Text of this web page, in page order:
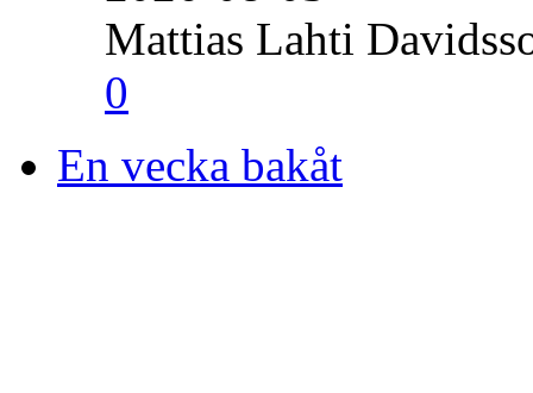
Mattias Lahti
0
En vecka bakåt